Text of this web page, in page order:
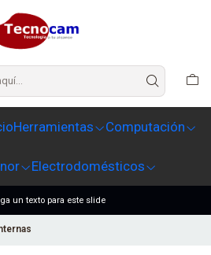
Herramientas Computación
Electrodomésticos
un texto para este slide